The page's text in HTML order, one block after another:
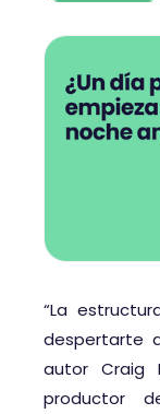
“La
despertarte
autor Craig
productor